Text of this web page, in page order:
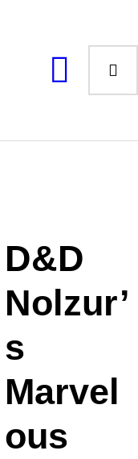
D&D
Nolzur’
s
Marvel
ous